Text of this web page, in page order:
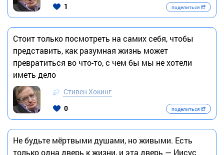
1
поделиться
Стоит только посмотреть на самих себя, чтобы
представить, как разумная жизнь может
превратиться во что-то, с чем бы мы не хотели
иметь дело
Стивен Хокинг
0
поделиться
Не будьте мёртвыми душами, но живыми. Есть
только одна дверь к жизни, и эта дверь — Иисус